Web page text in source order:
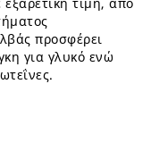
προσφέρει
για γλυκό ενώ